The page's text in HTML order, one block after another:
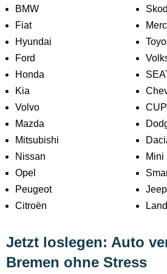
BMW
Fiat
Hyundai
Ford
Honda
Kia
Volvo
Mazda
Mitsubishi
Nissan
Opel
Peugeot
Citroën
Mini
Jeep
Jetzt loslegen: Auto
Bremen ohne Stress